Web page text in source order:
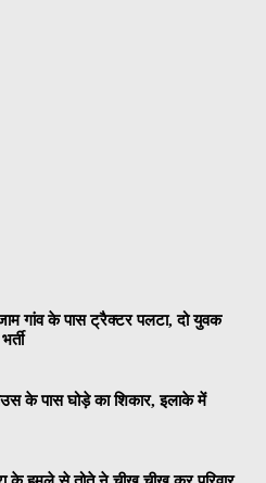
गांव के पास ट्रैक्टर पलटा, दो युवक
के पास घोड़े का शिकार, इलाके में